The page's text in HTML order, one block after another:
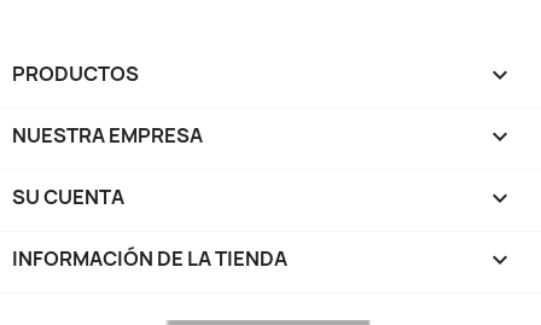
PRODUCTOS 
NUESTRA EMPRESA 
SU CUENTA 
INFORMACIÓN DE LA TIENDA keyboard_arrow_down